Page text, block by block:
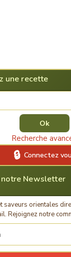
une recette
Recherche
Connectez
notre Newsletter
saveurs orientales
Rejoignez notre